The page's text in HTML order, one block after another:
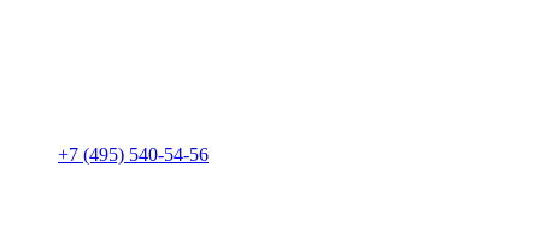
+7 (495) 540-54-56